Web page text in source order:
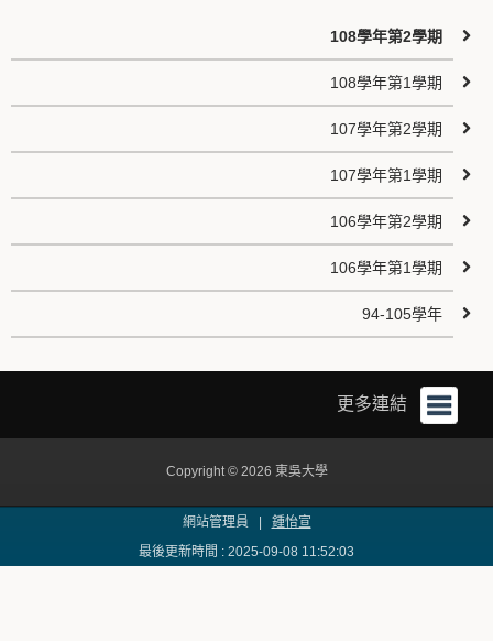
108學年第2學期
108學年第1學期
107學年第2學期
107學年第1學期
106學年第2學期
106學年第1學期
94-105學年
更多連結
Copyright © 2026 東吳大學
網站管理員 | 鍾怡宣
最後更新時間 : 2025-09-08 11:52:03